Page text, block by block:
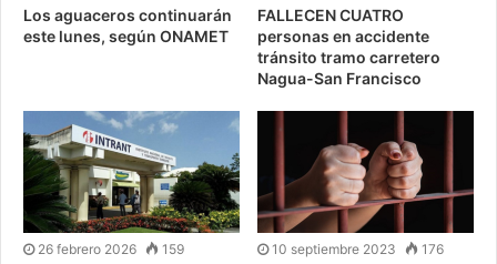
Los aguaceros continuarán
este lunes, según ONAMET
FALLECEN CUATRO
personas en accidente
tránsito tramo carretero
Nagua-San Francisco
26 febrero 2026 159 10 septiembre 2023 176